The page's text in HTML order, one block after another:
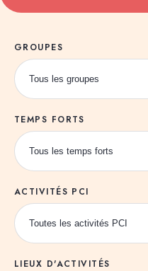
GROUPES
TEMPS FORTS
ACTIVITÉS PCI
LIEUX D'ACTIVITÉS